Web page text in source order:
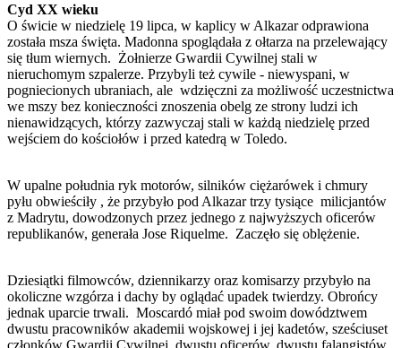
Cyd XX wieku
O świcie w niedzielę 19 lipca, w kaplicy w Alkazar odprawiona
została msza święta. Madonna spoglądała z ołtarza na przelewający
się tłum wiernych. Żołnierze Gwardii Cywilnej stali w
nieruchomym szpalerze. Przybyli też cywile - niewyspani, w
pogniecionych ubraniach, ale wdzięczni za możliwość uczestnictwa
we mszy bez konieczności znoszenia obelg ze strony ludzi ich
nienawidzących, którzy zazwyczaj stali w każdą niedzielę przed
wejściem do kościołów i przed katedrą w Toledo.
W upalne południa ryk motorów, silników ciężarówek i chmury
pyłu obwieściły , że przybyło pod Alkazar trzy tysiące milicjantów
z Madrytu, dowodzonych przez jednego z najwyższych oficerów
republikanów, generała Jose Riquelme. Zaczęło się oblężenie.
Dziesiątki filmowców, dziennikarzy oraz komisarzy przybyło na
okoliczne wzgórza i dachy by oglądać upadek twierdzy. Obrońcy
jednak uparcie trwali. Moscardó miał pod swoim dowództwem
dwustu pracowników akademii wojskowej i jej kadetów, sześciuset
członków Gwardii Cywilnej, dwustu oficerów, dwustu falangistów.